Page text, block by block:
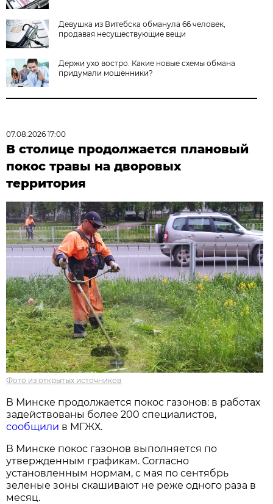
Девушка из Витебска обманула 66 человек,
продавая несуществующие вещи
Держи ухо востро. Какие новые схемы обмана
придумали мошенники?
07.08.2026 17:00
В столице продолжается плановый
покос травы на дворовых
территория
Фото из открытых источников
В Минске продолжается покос газонов: в работах
задействованы более 200 специалистов,
сообщили в МГЖХ.
В Минске покос газонов выполняется по
утвержденным графикам. Согласно
установленным нормам, с мая по сентябрь
зеленые зоны скашивают не реже одного раза в
месяц.